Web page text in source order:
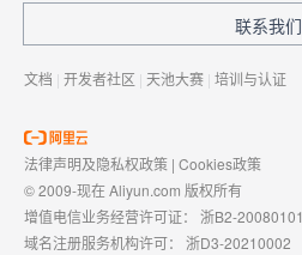
联系我们
文档 | 开发者社区 | 天池大赛 | 培训与认证
法律声明及隐私权政策 | Cookies政策
© 2009-现在 Aliyun.com 版权所有
增值电信业务经营许可证： 浙B2-20080101
域名注册服务机构许可： 浙D3-20210002